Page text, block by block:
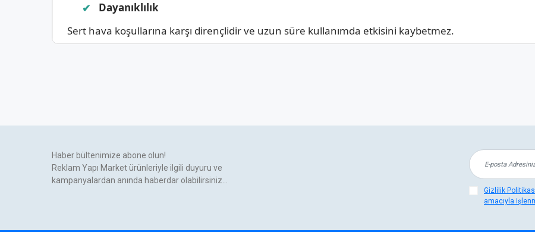
Dayanıklılık
Sert hava koşullarına karşı dirençlidir ve uzun süre kullanımda etkisini kaybetmez.
Kesim ve montaj işlemleri kolayca gerçekleştirilebilir, projelere zamandan tasarruf sağlar.
Işıklı Vinil Branda Kullanım Alanları
Işıklı vinil brandalar, görselliğin ve dikkat çekiciliğin önemli olduğu birçok sektörde ve projede
1.Işıklı Reklam Panoları
Haber bültenimize abone olun!
Reklam Yapı Market ürünleriyle ilgili duyuru ve
kampanyalardan anında haberdar olabilirsiniz...
Gizlilik
amacıyla